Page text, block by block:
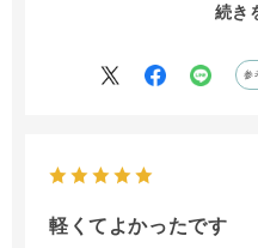
骨が少ないため他者に刺さる
個性的なので友人から褒めら
続き
参
軽くてよかったです